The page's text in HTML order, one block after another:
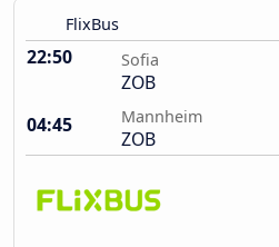
FlixBus
22:50 Sofia
ZOB
04:45
Mannheim
ZOB